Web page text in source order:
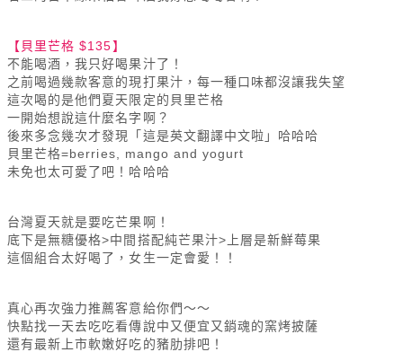
【貝里芒格 $135】
不能喝酒，我只好喝果汁了！
之前喝過幾款客意的現打果汁，每一種口味都沒讓我失望
這次喝的是他們夏天限定的貝里芒格
一開始想說這什麼名字啊？
後來多念幾次才發現「這是英文翻譯中文啦」哈哈哈
貝里芒格=berries, mango and yogurt
未免也太可愛了吧！哈哈哈
台灣夏天就是要吃芒果啊！
底下是無糖優格>中間搭配純芒果汁>上層是新鮮莓果
這個組合太好喝了，女生一定會愛！！
真心再次強力推薦客意給你們～～
快點找一天去吃吃看傳說中又便宜又銷魂的窯烤披薩
還有最新上市軟嫩好吃的豬肋排吧！